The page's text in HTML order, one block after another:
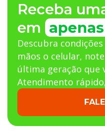
Receba
em
Descubra
mãos o celular,
última geração que
Atendimento